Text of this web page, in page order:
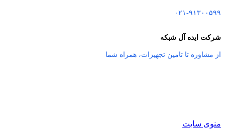
۰۲۱-۹۱۳۰۰۵۹۹
شرکت ایده آل شبکه
از مشاوره تا تامین تجهیزات، همراه شما
منوی سایت